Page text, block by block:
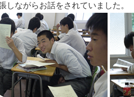
しながらお話をされていました。